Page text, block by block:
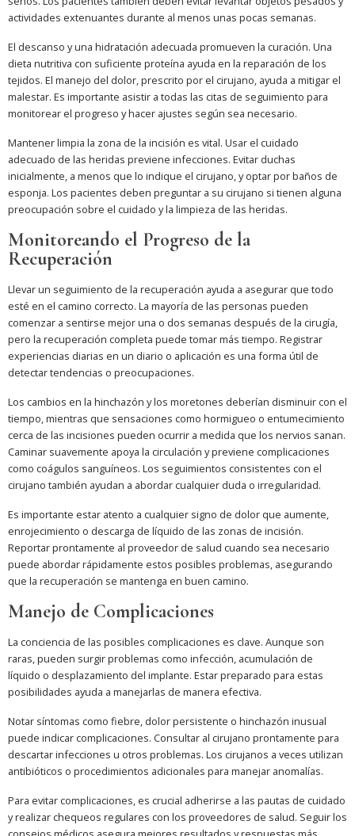
actividades extenuantes durante al menos unas pocas semanas.
El descanso y una hidratación adecuada promueven la curación. Una
dieta nutritiva con suficiente proteína ayuda en la reparación de los
tejidos. El manejo del dolor, prescrito por el cirujano, ayuda a mitigar el
malestar. Es importante asistir a todas las citas de seguimiento para
monitorear el progreso y hacer ajustes según sea necesario.
Mantener limpia la zona de la incisión es vital. Usar el cuidado
adecuado de las heridas previene infecciones. Evitar duchas
inicialmente, a menos que lo indique el cirujano, y optar por baños de
esponja. Los pacientes deben preguntar a su cirujano si tienen alguna
preocupación sobre el cuidado y la limpieza de las heridas.
Monitoreando el Progreso de la
Recuperación
Llevar un seguimiento de la recuperación ayuda a asegurar que todo
esté en el camino correcto. La mayoría de las personas pueden
comenzar a sentirse mejor una o dos semanas después de la cirugía,
pero la recuperación completa puede tomar más tiempo. Registrar
experiencias diarias en un diario o aplicación es una forma útil de
detectar tendencias o preocupaciones.
Los cambios en la hinchazón y los moretones deberían disminuir con el
tiempo, mientras que sensaciones como hormigueo o entumecimiento
cerca de las incisiones pueden ocurrir a medida que los nervios sanan.
Caminar suavemente apoya la circulación y previene complicaciones
como coágulos sanguíneos. Los seguimientos consistentes con el
cirujano también ayudan a abordar cualquier duda o irregularidad.
Es importante estar atento a cualquier signo de dolor que aumente,
enrojecimiento o descarga de líquido de las zonas de incisión.
Reportar prontamente al proveedor de salud cuando sea necesario
puede abordar rápidamente estos posibles problemas, asegurando
que la recuperación se mantenga en buen camino.
Manejo de Complicaciones
La conciencia de las posibles complicaciones es clave. Aunque son
raras, pueden surgir problemas como infección, acumulación de
líquido o desplazamiento del implante. Estar preparado para estas
posibilidades ayuda a manejarlas de manera efectiva.
Notar síntomas como fiebre, dolor persistente o hinchazón inusual
puede indicar complicaciones. Consultar al cirujano prontamente para
descartar infecciones u otros problemas. Los cirujanos a veces utilizan
antibióticos o procedimientos adicionales para manejar anomalías.
Para evitar complicaciones, es crucial adherirse a las pautas de cuidado
y realizar chequeos regulares con los proveedores de salud. Seguir los